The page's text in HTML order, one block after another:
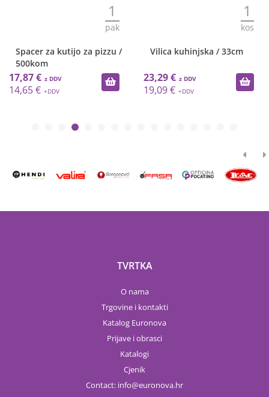
1
pak
Spacer za kutijo za pizzu /
500kom
17,87 €
14,65 €
1
kos
Vilica kuhinjska / 33cm
23,29 €
19,09 €
TVRTKA
O nama
Trgovine i kontakti
Katalog Euronova
Prijave i obrasci
Katalogi
Cjenik
Contact: info euronova.hr